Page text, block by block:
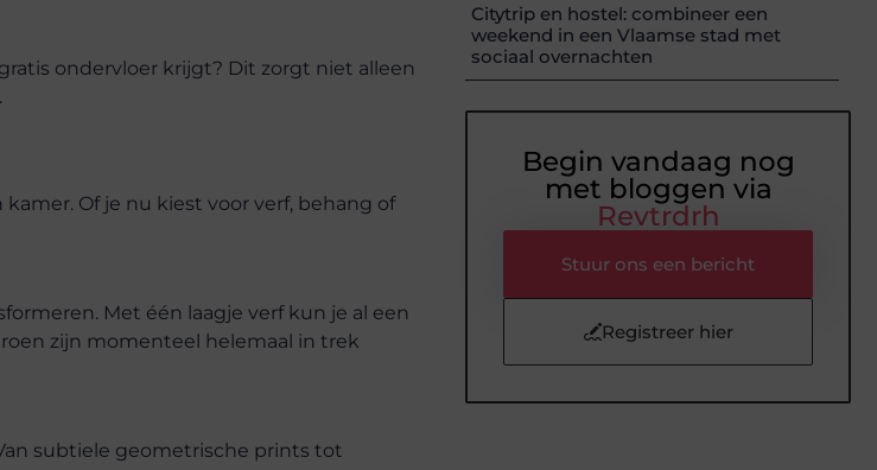
ondervloer krijgt? Dit zorgt niet alleen
Of je nu kiest voor verf, behang of
Met één laagje verf kun je al een
zijn momenteel helemaal in trek
subtiele geometrische prints tot
Citytrip en hostel: combineer een
weekend in een Vlaamse stad met
sociaal overnachten
Begin vandaag nog
met bloggen via
Revtrdrh
Stuur ons een bericht
Registreer hier